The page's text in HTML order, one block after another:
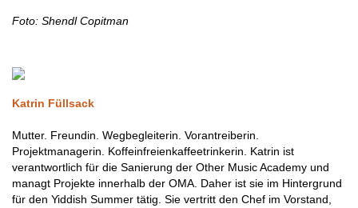
Foto: Shendl Copitman
Katrin Füllsack
Mutter. Freundin. Wegbegleiterin. Vorantreiberin.
Projektmanagerin. Koffeinfreienkaffeetrinkerin. Katrin ist
verantwortlich für die Sanierung der Other Music Academy und
managt Projekte innerhalb der OMA. Daher ist sie im Hintergrund
für den Yiddish Summer tätig. Sie vertritt den Chef im Vorstand,